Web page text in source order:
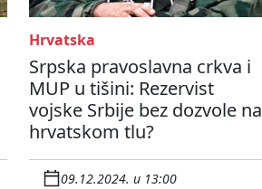
Hrvatska
Srpska pravoslavna crkva i
MUP u tišini: Rezervist
vojske Srbije bez dozvole na
hrvatskom tlu?
09.12.2024. u 13:00